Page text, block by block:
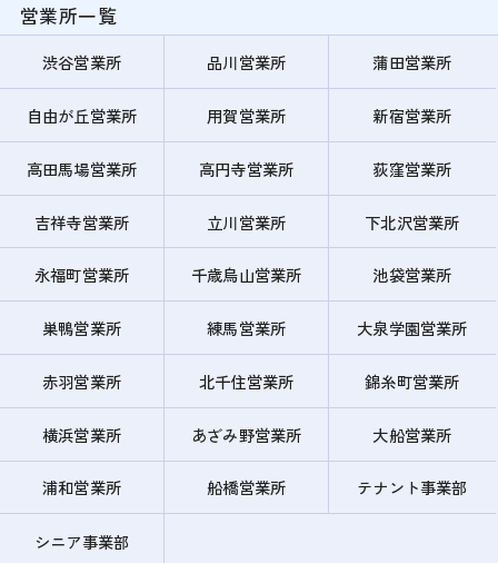
営業所一覧
渋谷営業所 品川営業所 蒲田営業所
自由が丘営業所 用賀営業所 新宿営業所
高田馬場営業所 高円寺営業所 荻窪営業所
吉祥寺営業所 立川営業所 下北沢営業所
永福町営業所 千歳烏山営業所 池袋営業所
巣鴨営業所 練馬営業所 大泉学園営業所
赤羽営業所 北千住営業所 錦糸町営業所
横浜営業所 あざみ野営業所 大船営業所
浦和営業所 船橋営業所 テナント事業部
シニア事業部